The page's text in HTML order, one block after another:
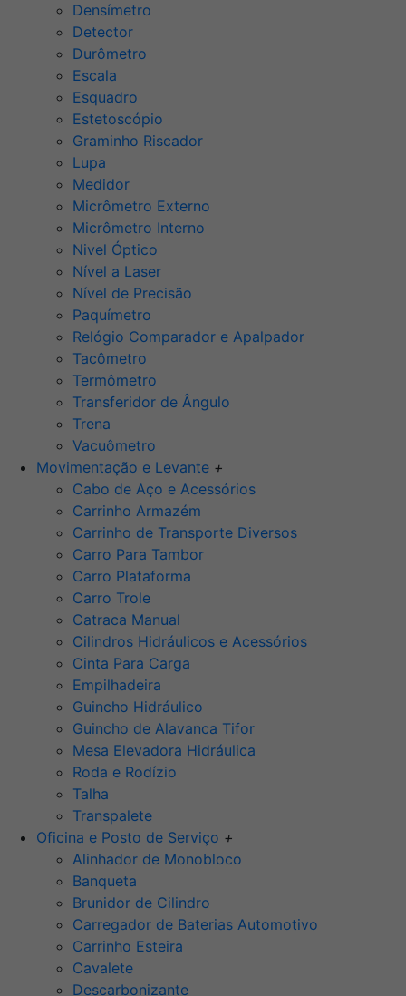
Densímetro
Detector
Durômetro
Escala
Esquadro
Estetoscópio
Graminho Riscador
Lupa
Medidor
Micrômetro Externo
Micrômetro Interno
Nivel Óptico
Nível a Laser
Nível de Precisão
Paquímetro
Relógio Comparador e Apalpador
Tacômetro
Termômetro
Transferidor de Ângulo
Trena
Vacuômetro
Movimentação e Levante +
Cabo de Aço e Acessórios
Carrinho Armazém
Carrinho de Transporte Diversos
Carro Para Tambor
Carro Plataforma
Carro Trole
Catraca Manual
Cilindros Hidráulicos e Acessórios
Cinta Para Carga
Empilhadeira
Guincho Hidráulico
Guincho de Alavanca Tifor
Mesa Elevadora Hidráulica
Roda e Rodízio
Talha
Transpalete
Oficina e Posto de Serviço +
Alinhador de Monobloco
Banqueta
Brunidor de Cilindro
Carregador de Baterias Automotivo
Carrinho Esteira
Cavalete
Descarbonizante